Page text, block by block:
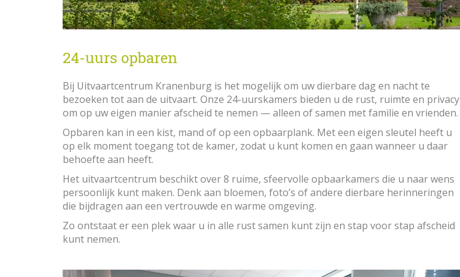
24-uurs opbaren
Bij Uitvaartcentrum Kranenburg is het mogelijk om uw dierbare dag en nacht te
bezoeken tot aan de uitvaart. Onze 24-uurskamers bieden u de rust, ruimte en privacy
om op uw eigen manier afscheid te nemen — alleen of samen met familie en vrienden.
Opbaren kan in een kist, mand of op een opbaarplank. Met een eigen sleutel heeft u
op elk moment toegang tot de kamer, zodat u kunt komen en gaan wanneer u daar
behoefte aan heeft.
Het uitvaartcentrum beschikt over 8 ruime, sfeervolle opbaarkamers die u naar wens
persoonlijk kunt maken. Denk aan bloemen, foto’s of andere dierbare herinneringen
die bijdragen aan een vertrouwde en warme omgeving.
Zo ontstaat er een plek waar u in alle rust samen kunt zijn en stap voor stap afscheid
kunt nemen.